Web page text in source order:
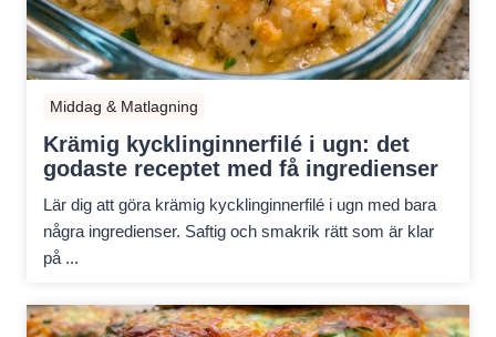
Middag & Matlagning
Krämig kycklinginnerfilé i ugn: det
godaste receptet med få ingredienser
Lär dig att göra krämig kycklinginnerfilé i ugn med bara
några ingredienser. Saftig och smakrik rätt som är klar
på ...